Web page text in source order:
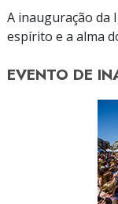
A inauguração da
espírito e a alma
EVENTO DE